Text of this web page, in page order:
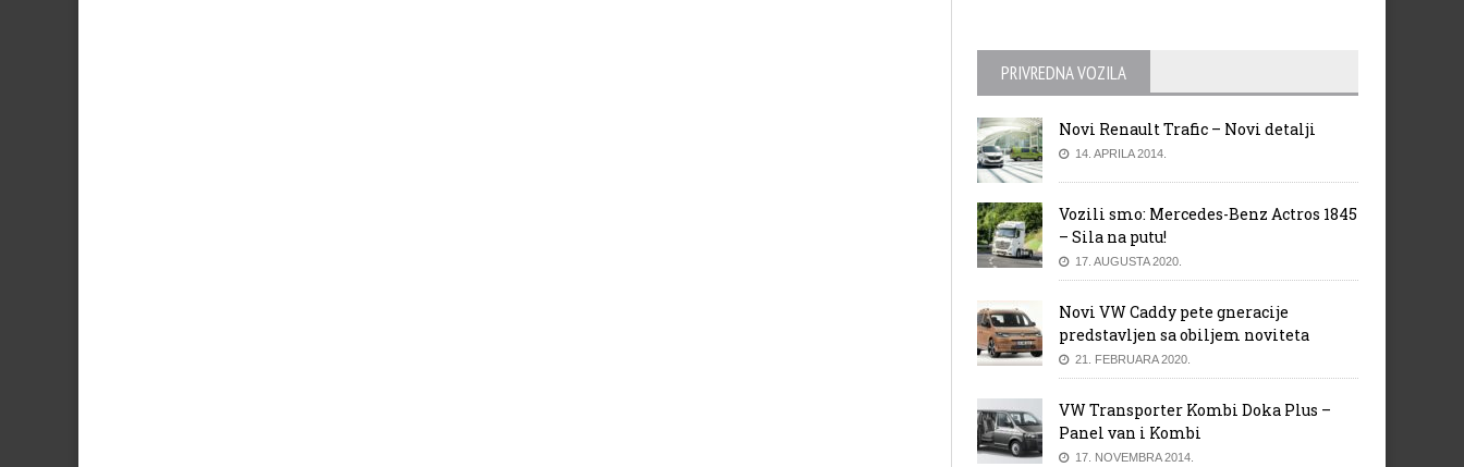
PRIVREDNA VOZILA
Novi Renault Trafic – Novi detalji
14. APRILA 2014.
Vozili smo: Mercedes-Benz Actros 1845
– Sila na putu!
17. AUGUSTA 2020.
Novi VW Caddy pete gneracije
predstavljen sa obiljem noviteta
21. FEBRUARA 2020.
VW Transporter Kombi Doka Plus –
Panel van i Kombi
17. NOVEMBRA 2014.